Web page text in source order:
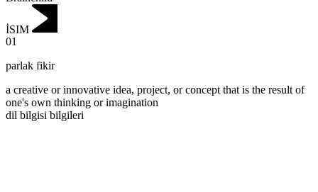
İSIM
01
parlak fikir
a creative or innovative idea, project, or concept that is the result of
one's own thinking or imagination
dil bilgisi bilgileri